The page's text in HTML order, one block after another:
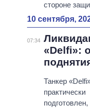
стороне
10 сентября,
07:34
«Delfi»:
Танкер
практически